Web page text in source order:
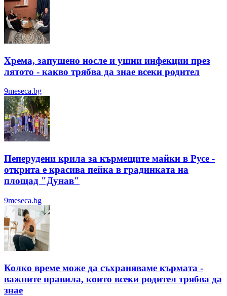
Хрема, запушено носле и ушни инфекции през
лятотo - какво трябва да знае всеки родител
9meseca.bg
Пеперудени крила за кърмещите майки в Русе -
открита е красива пейка в градинката на
площад "Дунав"
9meseca.bg
Колко време може да съхраняваме кърмата -
важните правила, които всеки родител трябва да
знае